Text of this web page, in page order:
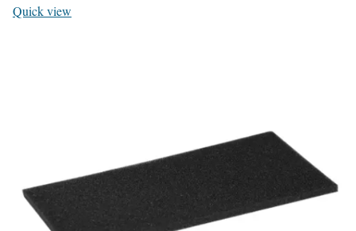
Quick view